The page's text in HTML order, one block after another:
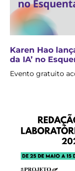
Karen Hao
da IA’ no
Evento gratuito